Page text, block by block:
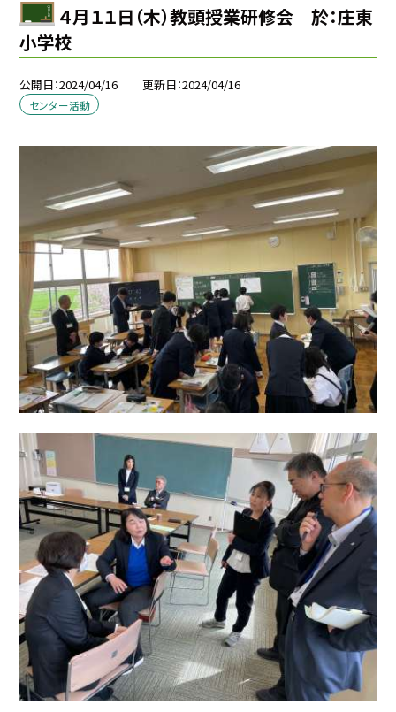
４月１１日（木）教頭授業研修会 於：庄東
小学校
公開日 2024/04/16 更新日 2024/04/16
センター活動